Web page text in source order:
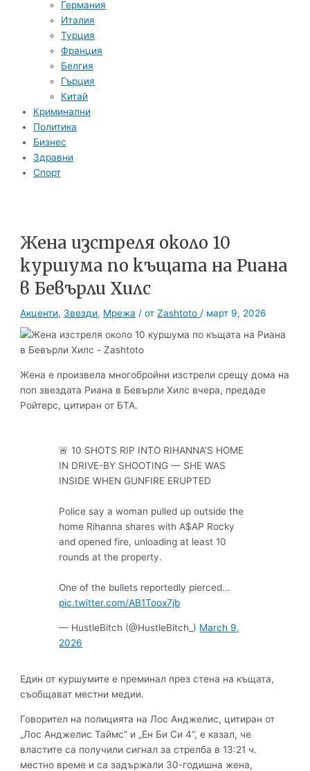
Германия
Италия
Турция
Франция
Белгия
Гърция
Китай
Криминални
Политика
Бизнес
Здравни
Спорт
Жена изстреля около 10
куршума по къщата на Риана
в Бевърли Хилс
Акценти, Звезди, Мрежа / от Zashtoto / март 9, 2026
Жена е произвела многобройни изстрели срещу дома на
поп звездата Риана в Бевърли Хилс вчера, предаде
Ройтерс, цитиран от БТА.
🚨 10 SHOTS RIP INTO RIHANNA’S HOME
IN DRIVE-BY SHOOTING — SHE WAS
INSIDE WHEN GUNFIRE ERUPTED
Police say a woman pulled up outside the
home Rihanna shares with A$AP Rocky
and opened fire, unloading at least 10
rounds at the property.
One of the bullets reportedly pierced…
pic.twitter.com/AB1Toox7jb
— HustleBitch (@HustleBitch_) March 9,
2026
Един от куршумите е преминал през стена на къщата,
съобщават местни медии.
Говорител на полицията на Лос Анджелис, цитиран от
„Лос Анджелис Таймс“ и „Ен Би Си 4“, е казал, че
властите са получили сигнал за стрелба в 13:21 ч.
местно време и са задържали 30-годишна жена,